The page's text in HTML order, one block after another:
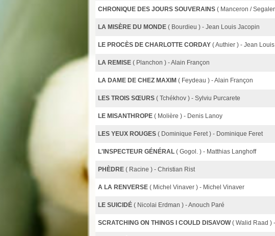
CHRONIQUE DES JOURS SOUVERAINS ( Manceron /
LA MISÈRE DU MONDE ( Bourdieu ) - Jean Louis Jacopin
LE PROCÈS DE CHARLOTTE CORDAY ( Authier ) - Jean
LA REMISE ( Planchon ) - Alain Françon
LA DAME DE CHEZ MAXIM ( Feydeau ) - Alain Françon
LES TROIS SŒURS ( Tchékhov ) - Sylviu Purcarete
LE MISANTHROPE ( Molière ) - Denis Lanoy
LES YEUX ROUGES ( Dominique Feret ) - Dominique Feret
L'INSPECTEUR GÉNÉRAL ( Gogol. ) - Matthias Langhoff
PHÈDRE ( Racine ) - Christian Rist
A LA RENVERSE ( Michel Vinaver ) - Michel Vinaver
LE SUICIDÉ ( Nicolai Erdman ) - Anouch Paré
SCRATCHING ON THINGS I COULD DISAVOW ( Walid Raad )